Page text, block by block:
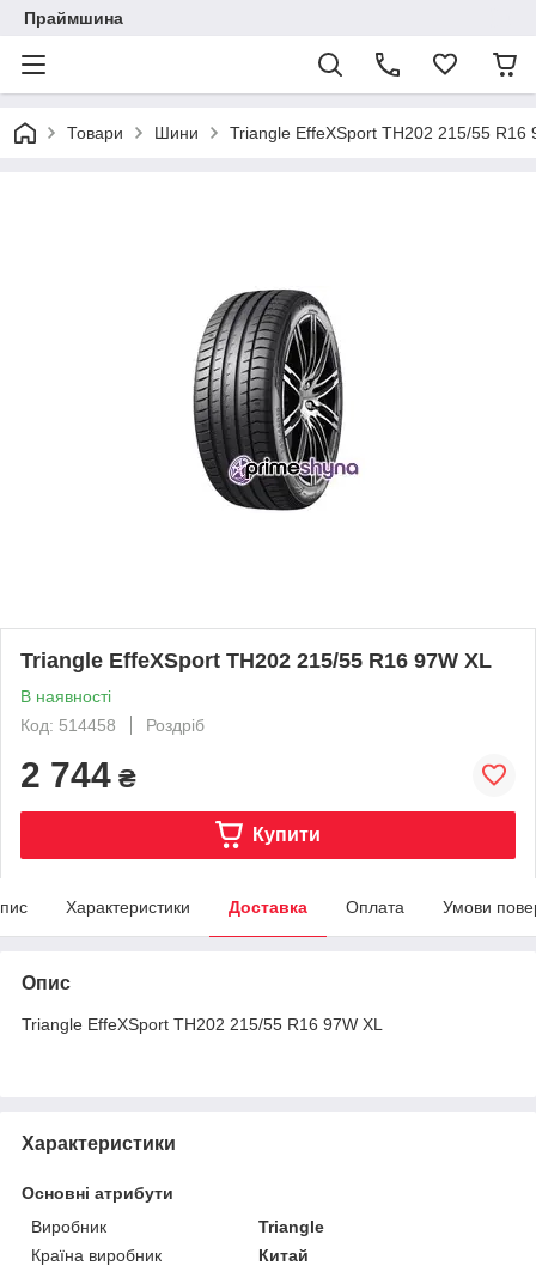
Праймшина
Товари Шини Triangle EffeXSport TH202 215/55 R16
Triangle EffeXSport TH202 215/55 R16 97W XL
В наявності
Код: 514458
Роздріб
2 744 ₴
Купити
Характеристики Доставка Оплата Умови
Опис
Triangle EffeXSport TH202 215/55 R16 97W XL
Характеристики
Основні атрибути
Виробник
Triangle
Країна виробник
Китай